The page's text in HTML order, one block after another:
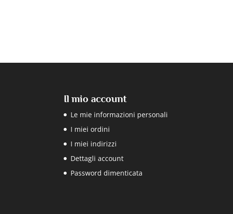
Il mio account
Le mie informazioni personali
I miei ordini
I miei indirizzi
Dettagli account
Password dimenticata